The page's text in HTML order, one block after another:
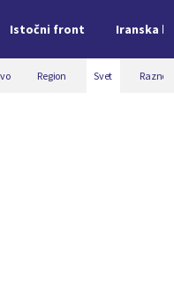
Istočni front Iranska
Region Svet Razno